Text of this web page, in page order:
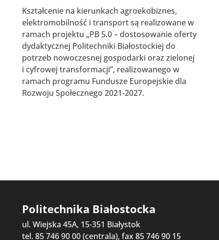
Kształcenie na kierunkach agroekobiznes,
elektromobilność i transport są realizowane w
ramach projektu „PB 5.0 – dostosowanie oferty
dydaktycznej Politechniki Białostockiej do
potrzeb nowoczesnej gospodarki oraz zielonej
i cyfrowej transformacji”, realizowanego w
ramach programu Fundusze Europejskie dla
Rozwoju Społecznego 2021-2027.
Politechnika Białostocka
ul. Wiejska 45A, 15-351 Białystok
tel. 85 746 90 00 (centrala), fax 85 746 90 15